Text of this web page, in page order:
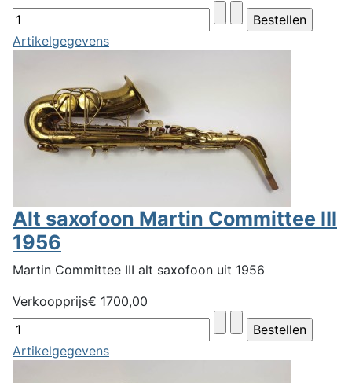
Artikelgegevens
Alt saxofoon Martin Committee III
1956
Martin Committee III alt saxofoon uit 1956
Verkoopprijs€ 1700,00
Artikelgegevens